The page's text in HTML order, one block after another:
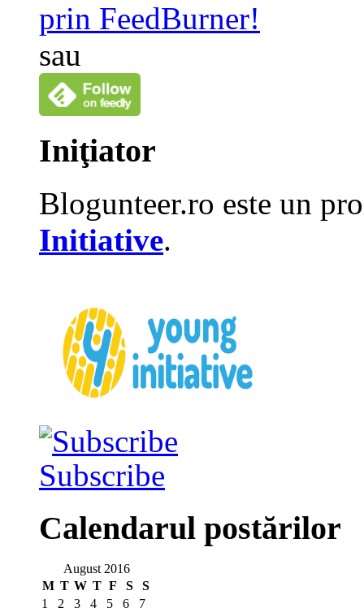
prin FeedBurner!
sau
Iniţiator
Blogunteer.ro este un
Initiative.
Subscribe
Calendarul postărilor
August 2016
M T W T F S
S
1
2 3 4 5 6
7